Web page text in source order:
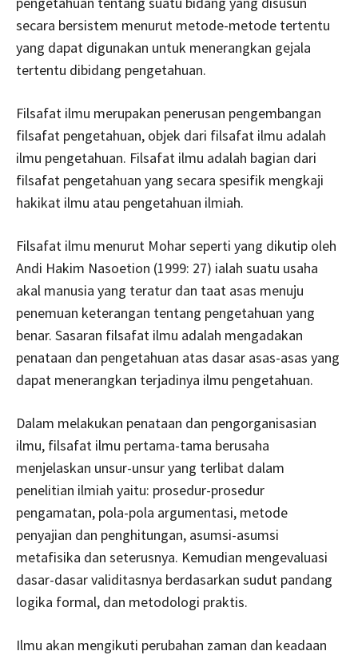
secara bersistem menurut metode-metode tertentu
yang dapat digunakan untuk menerangkan gejala
tertentu dibidang pengetahuan.
Filsafat ilmu merupakan penerusan pengembangan
filsafat pengetahuan, objek dari filsafat ilmu adalah
ilmu pengetahuan. Filsafat ilmu adalah bagian dari
filsafat pengetahuan yang secara spesifik mengkaji
hakikat ilmu atau pengetahuan ilmiah.
Filsafat ilmu menurut Mohar seperti yang dikutip oleh
Andi Hakim Nasoetion (1999: 27) ialah suatu usaha
akal manusia yang teratur dan taat asas menuju
penemuan keterangan tentang pengetahuan yang
benar. Sasaran filsafat ilmu adalah mengadakan
penataan dan pengetahuan atas dasar asas-asas yang
dapat menerangkan terjadinya ilmu pengetahuan.
Dalam melakukan penataan dan pengorganisasian
ilmu, filsafat ilmu pertama-tama berusaha
menjelaskan unsur-unsur yang terlibat dalam
penelitian ilmiah yaitu: prosedur-prosedur
pengamatan, pola-pola argumentasi, metode
penyajian dan penghitungan, asumsi-asumsi
metafisika dan seterusnya. Kemudian mengevaluasi
dasar-dasar validitasnya berdasarkan sudut pandang
logika formal, dan metodologi praktis.
Ilmu akan mengikuti perubahan zaman dan keadaan